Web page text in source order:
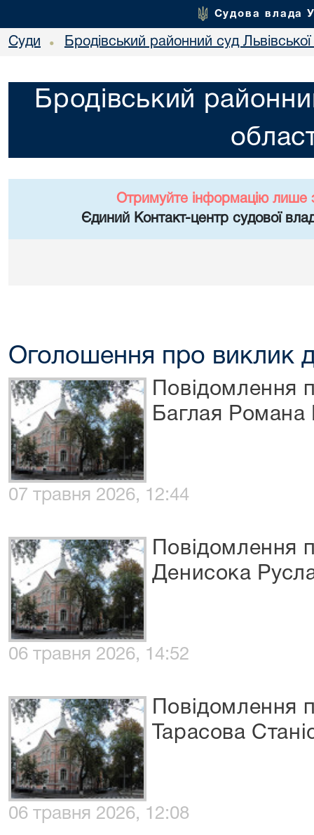
Судова влада
Суди • Бродівський районний суд Львівської
Бродівський
Отримуйте інформацію лише
Єдиний Контакт-центр судової
Оголошення про виклик
Повідомлення
Баглая Романа
07 травня 2026, 12:44
Повідомлення
Денисока
06 травня 2026, 14:52
Повідомлення
Тарасова
06 травня 2026, 12:08